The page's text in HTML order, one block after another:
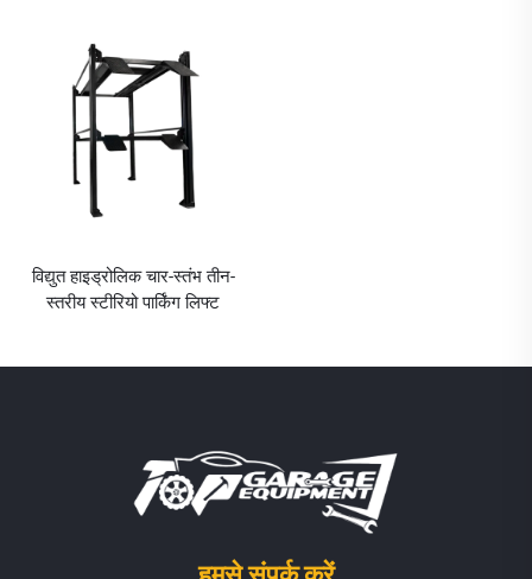
विद्युत हाइड्रोलिक चार-स्तंभ तीन-
स्तरीय स्टीरियो पार्किंग लिफ्ट